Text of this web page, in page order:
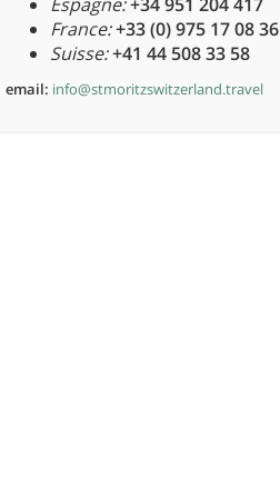
France:+33 (0) 975 17 08 36
Suisse:+41 44 508 33 58
email: info@stmoritzswitzerland.travel